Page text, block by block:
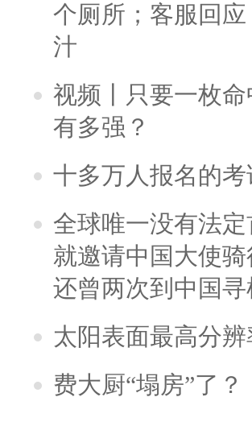
个厕所；客服回
汁
视频丨只要一枚
有多强？
十多万人报名的
全球唯一没有法
就邀请中国大使
还曾两次到中国寻
太阳表面最高分
费大厨“塌房”了？